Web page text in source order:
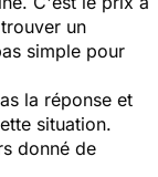
un
simple pour
la réponse et
situation.
donné de